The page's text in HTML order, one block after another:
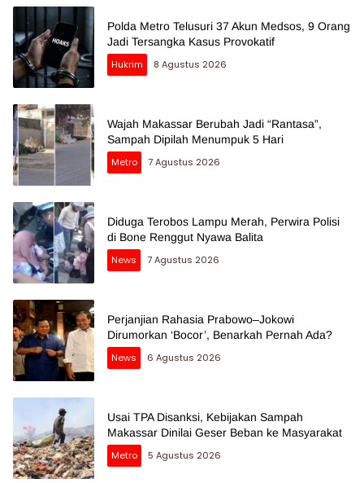
Polda Metro Telusuri 37 Akun Medsos, 9 Orang
Jadi Tersangka Kasus Provokatif
Hukrim
8 Agustus 2026
Wajah Makassar Berubah Jadi “Rantasa”,
Sampah Dipilah Menumpuk 5 Hari
Metro
7 Agustus 2026
Diduga Terobos Lampu Merah, Perwira Polisi
di Bone Renggut Nyawa Balita
News
7 Agustus 2026
Perjanjian Rahasia Prabowo–Jokowi
Dirumorkan ‘Bocor’, Benarkah Pernah Ada?
News
6 Agustus 2026
Usai TPA Disanksi, Kebijakan Sampah
Makassar Dinilai Geser Beban ke Masyarakat
Metro
5 Agustus 2026